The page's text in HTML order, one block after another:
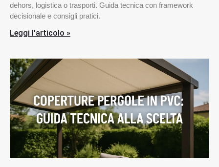
dehors, logistica o trasporti. Guida tecnica con framework
decisionale e consigli pratici.
Leggi l'articolo »